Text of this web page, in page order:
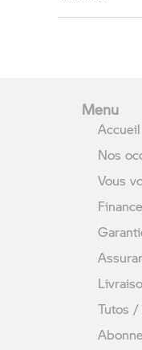
Menu
Accueil
Nos
Vous
Tutos /